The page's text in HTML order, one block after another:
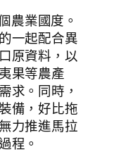
農業國度。
一起配合異
原資料，以
果等農產
求。同時，
備，好比拖
力推進馬拉
程。